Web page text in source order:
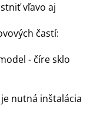
vľavo aj
častí:
- číre sklo
nutná inštalácia